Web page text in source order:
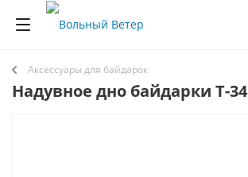
Аксессуары для байдарок
Надувное дно байдарки Т-34